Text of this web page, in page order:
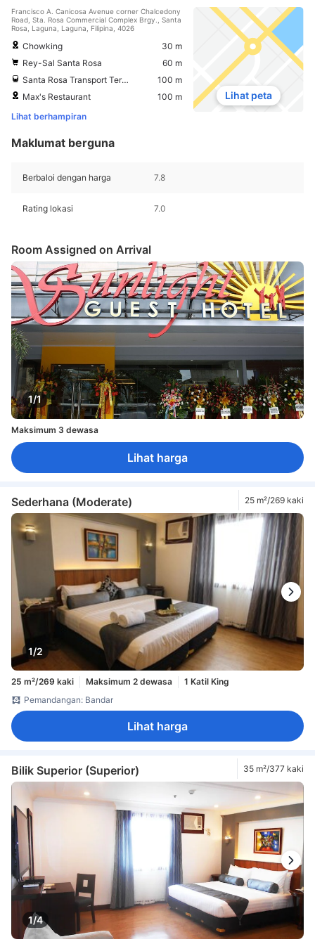
Francisco A. Canicosa Avenue corner Chalcedony
Road, Sta. Rosa Commercial Complex Brgy., Santa
Rosa, Laguna, Laguna, Filipina, 4026
Chowking
30 m
Rey-Sal Santa Rosa
60 m
Santa Rosa Transport Terminal Bus Station
100 m
Max's Restaurant
100 m
Lihat berhampiran
Lihat peta
Maklumat berguna
Berbaloi dengan harga 7.8
Rating lokasi 7.0
Room Assigned on Arrival
1/1
Maksimum 3 dewasa
Lihat harga
Sederhana (Moderate) 25 m²/269 kaki
1/2
25 m²/269 kaki Maksimum 2 dewasa
1 Katil King
Pemandangan: Bandar
Lihat harga
Bilik Superior (Superior) 35 m²/377 kaki
1/4